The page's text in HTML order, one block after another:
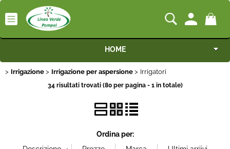
HOME
Macchine
Motocoltivatori
Irrigazione Irrigazione per aspersione Irrigatori
34 risultati trovati (80 per pagina - 1 in totale)
Ordina per: